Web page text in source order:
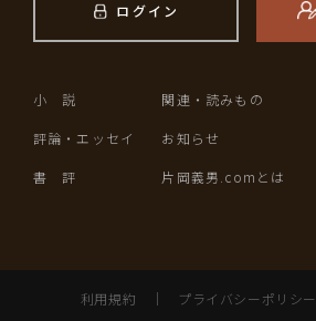
ログイン
小 説
評論・エッセイ
書 評
関連・読みもの
お知らせ
片岡義男.comとは
利用規約 ｜ プライバシーポリシー